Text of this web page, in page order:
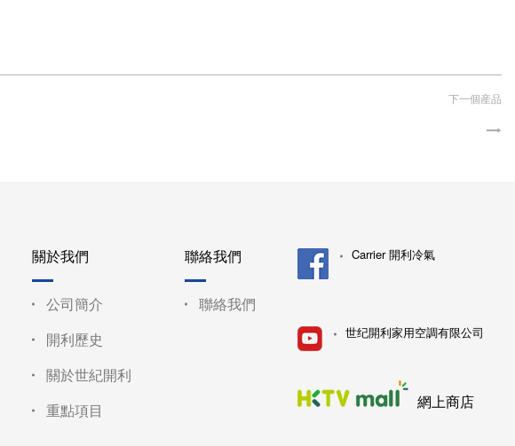
下一個産品
關於我們
公司簡介
開利歷史
關於世紀開利
重點項目
聯絡我們
聯絡我們
Carrier 開利冷氣
世纪開利家用空調有限公司
網上商店